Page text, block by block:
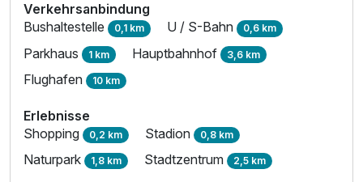
Ausstattung
Verkehrsanbindung
Bushaltestelle 0,1 km U / S-Bahn 0,6 km
Parkhaus 1 km Hauptbahnhof 3,6 km
Flughafen 10 km
Erlebnisse
Shopping 0,2 km Stadion 0,8 km
Naturpark 1,8 km Stadtzentrum 2,5 km